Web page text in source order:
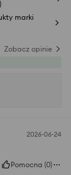
marki
Zobacz opinie
2026-06-24
Pomocna (0)